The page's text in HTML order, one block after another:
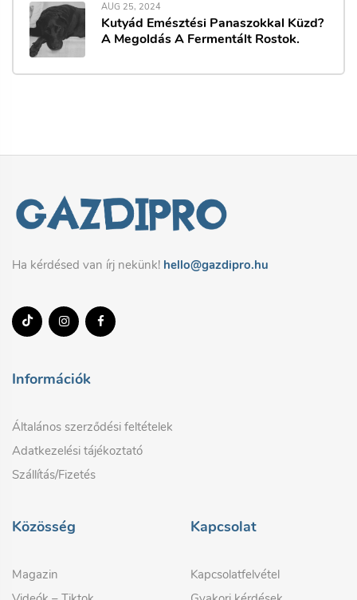
AUG 25, 2024
Kutyád Emésztési Panaszokkal Küzd?
A Megoldás A Fermentált Rostok.
Ha kérdésed van írj nekünk! hello@gazdipro.hu
Információk
Általános szerződési feltételek
Adatkezelési tájékoztató
Szállítás/Fizetés
Közösség
Magazin
Kapcsolat
Kapcsolatfelvétel